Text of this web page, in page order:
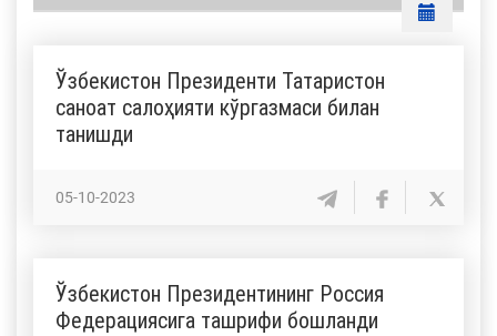
Ўзбекистон Президенти Татаристон
саноат салоҳияти кўргазмаси билан
танишди
05-10-2023
Ўзбекистон Президентининг Россия
Федерациясига ташрифи бошланди